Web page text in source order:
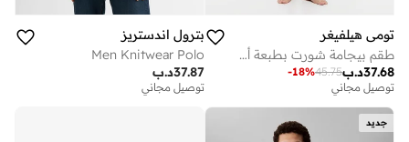
تومي هيلفيغر
طقم بيجامة شورت بطبعة أصلية
د.ب37.68
45.75
-18%
توصيل مجاني
بترول اندستريز
Men Knitwear Polo
د.ب37.87
توصيل مجاني
جديد